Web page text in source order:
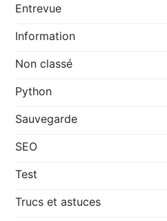
Entrevue
Information
Non classé
Python
Sauvegarde
SEO
Test
Trucs et astuces